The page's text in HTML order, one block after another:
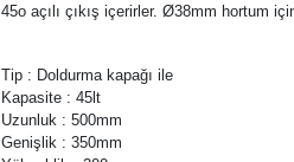
45o açılı çıkış içerirler. Ø38mm hortum
Tip : Doldurma kapağı ile
Kapasite : 45lt
Uzunluk : 500mm
Genişlik : 350mm